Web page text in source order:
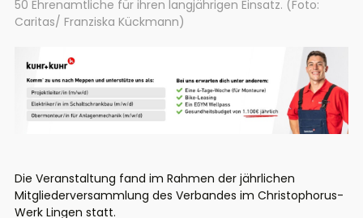
50 Ehrenamtliche für ihren langjährigen Einsatz. (Foto:
Caritas/ Franziska Kückmann)
Die Veranstaltung fand im Rahmen der jährlichen
Mitgliederversammlung des Verbandes im Christophorus-
Werk Lingen statt.